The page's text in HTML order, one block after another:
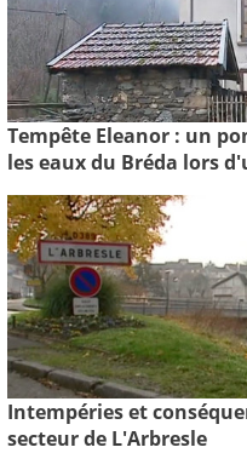
Tempête Eleanor : un
les eaux du Bréda lors
Intempéries et
secteur de L'Arbresle